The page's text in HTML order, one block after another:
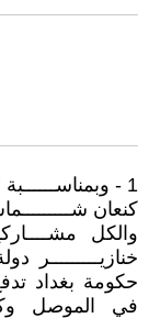
1 - وبمناســــــبة الكل يكذبـــــون
كنعان شـــــــــماس ( 2015 / 10 /
والكل
حكومة بغداد
في الموصل